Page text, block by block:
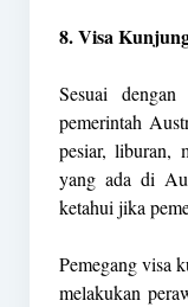
8. Visa
Sesuai
pemerintah
pesiar, liburan,
yang ada di
ketahui jika
Pemegang visa
melakukan